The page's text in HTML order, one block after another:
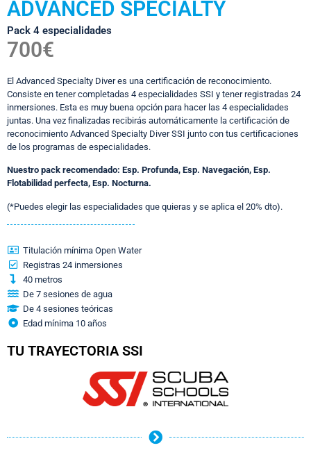
ADVANCED SPECIALTY
Pack 4 especialidades
700€
El Advanced Specialty Diver es una certificación de reconocimiento.
Consiste en tener completadas 4 especialidades SSI y tener registradas 24
inmersiones. Esta es muy buena opción para hacer las 4 especialidades
juntas. Una vez finalizadas recibirás automáticamente la certificación de
reconocimiento Advanced Specialty Diver SSI junto con tus certificaciones
de los programas de especialidades.
Nuestro pack recomendado: Esp. Profunda, Esp. Navegación, Esp.
Flotabilidad perfecta, Esp. Nocturna.
(*Puedes elegir las especialidades que quieras y se aplica el 20% dto).
Titulación mínima Open Water
Registras 24 inmersiones
40 metros
De 7 sesiones de agua
De 4 sesiones teóricas
Edad mínima 10 años
TU TRAYECTORIA SSI